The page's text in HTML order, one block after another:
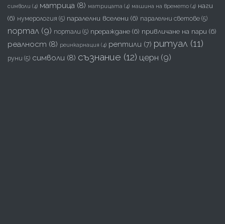
символи (4) матрица (8) матрицата (4) машина на времето (4) наги
(6) нумерология (5) паралелни вселени (6) паралелни светове (5)
портал (9) портали (5) прераждане (6) привличане на пари (6)
реалност (8) реинкарнация (4) рептили (7) ритуал (11)
руни (5) символи (8) съзнание (12) церн (9)